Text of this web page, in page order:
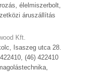
élelmiszerbolt,
áruszállítás
Kft.
Isaszeg utca 28.
(46) 422410